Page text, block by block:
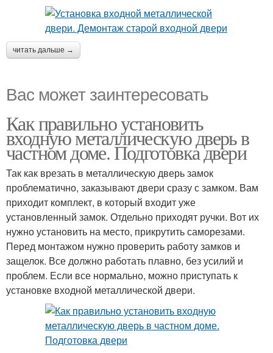
читать дальше →
Вас может заинтересовать
Как правильно установить
входную металлическую дверь в
частном доме. Подготовка двери
Так как врезать в металлическую дверь замок
проблематично, заказывают двери сразу с замком. Вам
приходит комплект, в который входит уже
установленный замок. Отдельно приходят ручки. Вот их
нужно установить на место, прикрутить саморезами.
Перед монтажом нужно проверить работу замков и
защелок. Все должно работать плавно, без усилий и
проблем. Если все нормально, можно приступать к
установке входной металлической двери.